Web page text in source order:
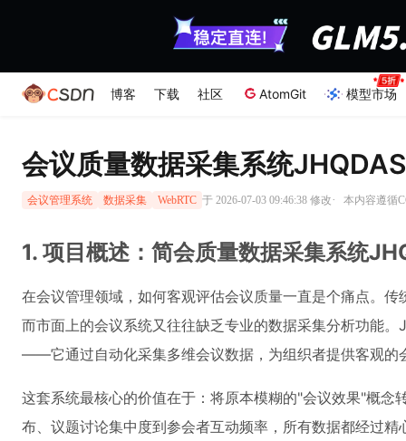
博客 下载 社区 AtomGit 模型市场
会议质量数据采集系统
会议管理系统 数据采集 WebRTC 于 2026-07-03 09:46:38 修改· 本内容遵循
1. 项目概述：简会质量数据采集系统
在会议管理领域，如何客观评估会议质量一直是个痛点。
而市面上的会议系统又往往缺乏专业的数据采集分析功能
——它通过自动化采集多维会议数据，为组织者提供客观的
这套系统最核心的价值在于：将原本模糊的"会议效果"概念
布、议题讨论集中度到参会者互动频率，所有数据都经过